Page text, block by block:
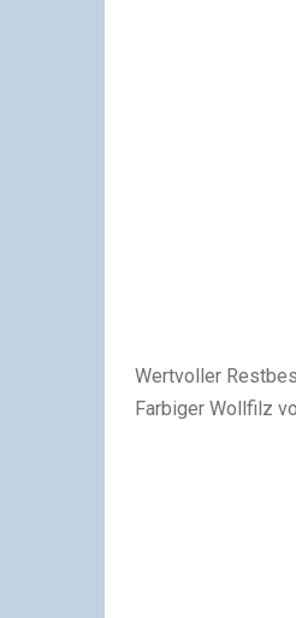
Wertvoller
Farbiger Wollfilz